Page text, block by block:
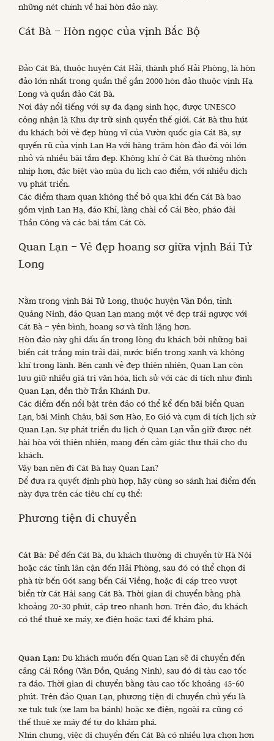
những nét chính về hai hòn đảo này.
Cát Bà – Hòn ngọc của vịnh Bắc Bộ
Đảo Cát Bà, thuộc huyện Cát Hải, thành phố Hải Phòng, là hòn
đảo lớn nhất trong quần thể gần 2000 hòn đảo thuộc vịnh Hạ
Long và quần đảo Cát Bà.
Nơi đây nổi tiếng với sự đa dạng sinh học, được UNESCO
công nhận là Khu dự trữ sinh quyển thế giới. Cát Bà thu hút
du khách bởi vẻ đẹp hùng vĩ của Vườn quốc gia Cát Bà, sự
quyến rũ của vịnh Lan Hạ với hàng trăm hòn đảo đá vôi lớn
nhỏ và nhiều bãi tắm đẹp. Không khí ở Cát Bà thường nhộn
nhịp hơn, đặc biệt vào mùa du lịch cao điểm, với nhiều dịch
vụ phát triển.
Các điểm tham quan không thể bỏ qua khi đến Cát Bà bao
gồm vịnh Lan Hạ, đảo Khỉ, làng chài cổ Cái Bèo, pháo đài
Thần Công và các bãi tắm Cát Cò.
Quan Lạn – Vẻ đẹp hoang sơ giữa vịnh Bái Tử
Long
Nằm trong vịnh Bái Tử Long, thuộc huyện Vân Đồn, tỉnh
Quảng Ninh, đảo Quan Lạn mang một vẻ đẹp trái ngược với
Cát Bà – yên bình, hoang sơ và tĩnh lặng hơn.
Hòn đảo này ghi dấu ấn trong lòng du khách bởi những bãi
biển cát trắng mịn trải dài, nước biển trong xanh và không
khí trong lành. Bên cạnh vẻ đẹp thiên nhiên, Quan Lạn còn
lưu giữ nhiều giá trị văn hóa, lịch sử với các di tích như đình
Quan Lạn, đền thờ Trần Khánh Dư.
Các điểm đến nổi bật trên đảo có thể kể đến bãi biển Quan
Lạn, bãi Minh Châu, bãi Sơn Hào, Eo Gió và cụm di tích lịch sử
Quan Lạn. Sự phát triển du lịch ở Quan Lạn vẫn giữ được nét
hài hòa với thiên nhiên, mang đến cảm giác thư thái cho du
khách.
Vậy bạn nên đi Cát Bà hay Quan Lạn?
Để đưa ra quyết định phù hợp, hãy cùng so sánh hai điểm đến
này dựa trên các tiêu chí cụ thể:
Phương tiện di chuyển
Cát Bà: Để đến Cát Bà, du khách thường di chuyển từ Hà Nội
hoặc các tỉnh lân cận đến Hải Phòng, sau đó có thể chọn đi
phà từ bến Gót sang bến Cái Viềng, hoặc đi cáp treo vượt
biển từ Cát Hải sang Cát Bà. Thời gian di chuyển bằng phà
khoảng 20-30 phút, cáp treo nhanh hơn. Trên đảo, du khách
có thể thuê xe máy, xe điện hoặc taxi để khám phá.
Quan Lạn: Du khách muốn đến Quan Lạn sẽ di chuyển đến
cảng Cái Rồng (Vân Đồn, Quảng Ninh), sau đó đi tàu cao tốc
ra đảo. Thời gian di chuyển bằng tàu cao tốc khoảng 45-60
phút. Trên đảo Quan Lạn, phương tiện di chuyển chủ yếu là
xe tuk tuk (xe lam ba bánh) hoặc xe điện, ngoài ra cũng có
thể thuê xe máy để tự do khám phá.
Nhìn chung, việc di chuyển đến Cát Bà có nhiều lựa chọn hơn